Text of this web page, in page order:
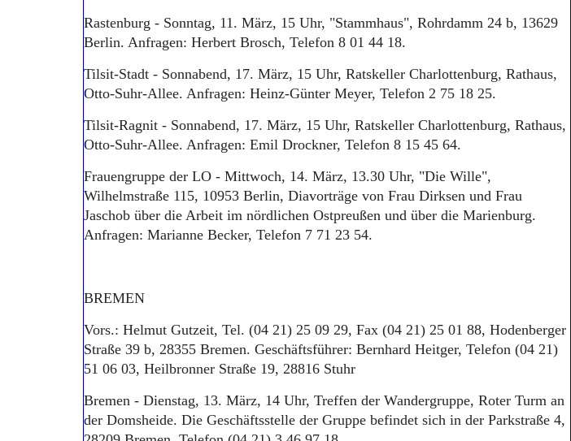
Rastenburg - Sonntag, 11. März, 15 Uhr, "Stammhaus", Rohrdamm 24 b, 13629
Berlin. Anfragen: Herbert Brosch, Telefon 8 01 44 18.
Tilsit-Stadt - Sonnabend, 17. März, 15 Uhr, Ratskeller Charlottenburg, Rathaus,
Otto-Suhr-Allee. Anfragen: Heinz-Günter Meyer, Telefon 2 75 18 25.
Tilsit-Ragnit - Sonnabend, 17. März, 15 Uhr, Ratskeller Charlottenburg, Rathaus,
Otto-Suhr-Allee. Anfragen: Emil Drockner, Telefon 8 15 45 64.
Frauengruppe der LO - Mittwoch, 14. März, 13.30 Uhr, "Die Wille",
Wilhelmstraße 115, 10953 Berlin, Diavorträge von Frau Dirksen und Frau
Jaschob über die Arbeit im nördlichen Ostpreußen und über die Marienburg.
Anfragen: Marianne Becker, Telefon 7 71 23 54.
BREMEN
Vors.: Helmut Gutzeit, Tel. (04 21) 25 09 29, Fax (04 21) 25 01 88, Hodenberger
Straße 39 b, 28355 Bremen. Geschäftsführer: Bernhard Heitger, Telefon (04 21)
51 06 03, Heilbronner Straße 19, 28816 Stuhr
Bremen - Dienstag, 13. März, 14 Uhr, Treffen der Wandergruppe, Roter Turm an
der Domsheide. Die Geschäftsstelle der Gruppe befindet sich in der Parkstraße 4,